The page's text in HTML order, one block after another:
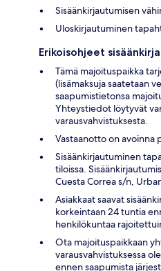
Sisäänkirjautumisen
Uloskirjautuminen
Erikoisohjeet
Tämä majoituspaikka
(lisämaksuja saatetaan
saapumistietonsa
Yhteystiedot löytyvät
varausvahvistuksesta.
Vastaanotto on avoinna
Sisäänkirjautuminen
tiloissa.
Cuesta Correa s/n,
Asiakkaat saavat
korkeintaan 24 tuntia
henkilökuntaa
Ota majoituspaikkaan
varausvahvistuksessa
ennen saapumista